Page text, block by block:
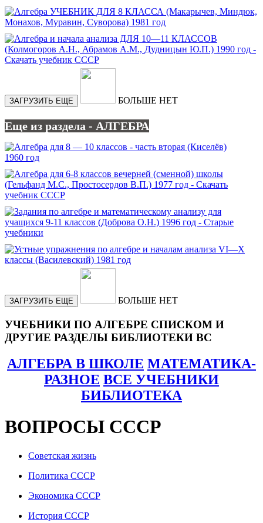
ЗАГРУЗИТЬ ЕЩЕ БОЛЬШЕ НЕТ
Еще из раздела - АЛГЕБРА
ЗАГРУЗИТЬ ЕЩЕ БОЛЬШЕ НЕТ
УЧЕБНИКИ ПО АЛГЕБРЕ СПИСКОМ И
ДРУГИЕ РАЗДЕЛЫ БИБЛИОТЕКИ ВС
АЛГЕБРА В ШКОЛЕ МАТЕМАТИКА-
РАЗНОЕ ВСЕ УЧЕБНИКИ
БИБЛИОТЕКА
ВОПРОСЫ СССР
Советская жизнь
Политика СССР
Экономика СССР
История СССР